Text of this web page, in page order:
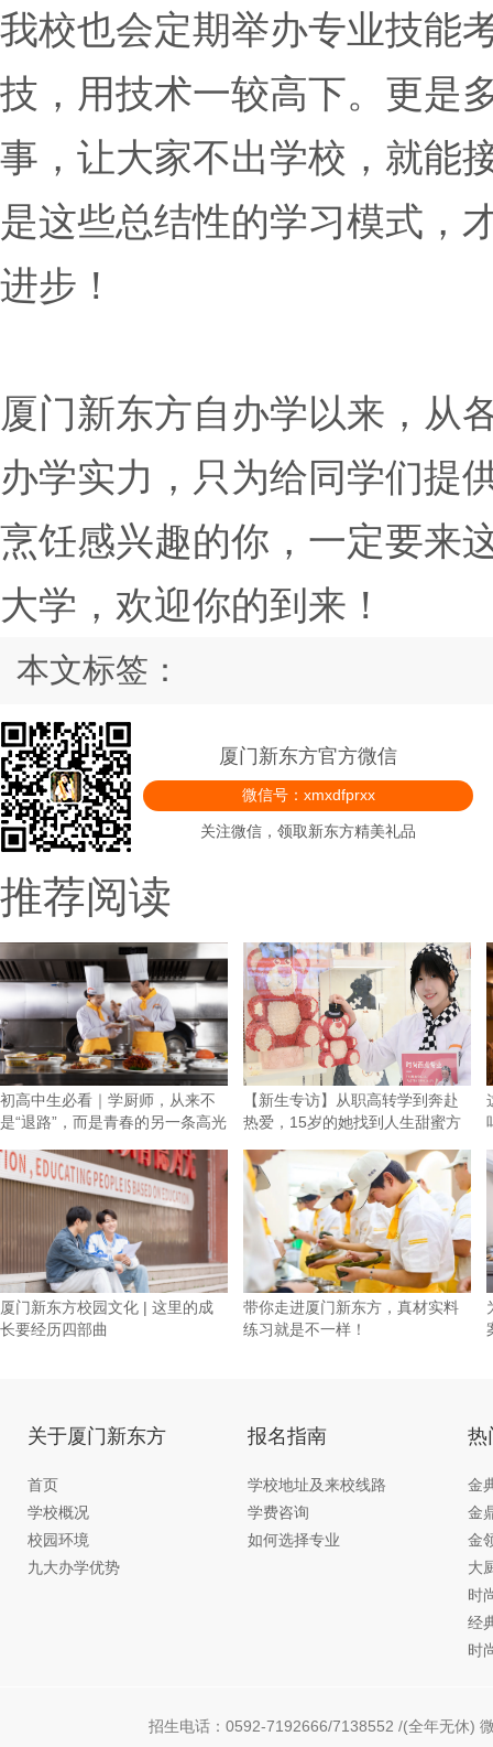
我校也会定期举办专业技能
技，用技术一较高下。更是
事，让大家不出学校，就能
是这些总结性的学习模式，
进步！
厦门新东方自办学以来，从
办学实力，只为给同学们提
烹饪感兴趣的你，一定要来
大学，欢迎你的到来！
本文标签：
厦门新东方官方微信
微信号：xmxdfprxx
关注微信，领取新东方精美礼品
推荐阅读
初高中生必看｜学厨师，从来不
是“退路”，而是青春的另一条高光
【新生专访】从职高转学到奔赴
热爱，15岁的她找到人生甜蜜方
厦门新东方校园文化 | 这里的成
长要经历四部曲
带你走进厦门新东方，真材实料
练习就是不一样！
关于厦门新东方
首页
学校概况
校园环境
九大办学优势
报名指南
学校地址及来校线路
学费咨询
如何选择专业
热
金
金
金
大
时
经
时
招生电话：0592-7192666/7138552 /(全年无休)